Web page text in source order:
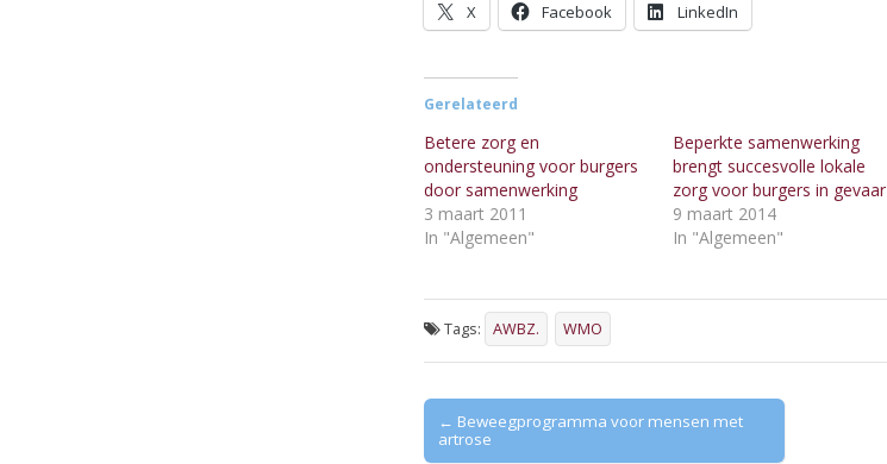
X Facebook LinkedIn
Gerelateerd
Betere zorg en
ondersteuning voor burgers
door samenwerking
3 maart 2011
In "Algemeen"
Beperkte samenwerking
brengt succesvolle lokale
zorg voor burgers in gevaar
9 maart 2014
In "Algemeen"
Tags: AWBZ. WMO
Post
navigation
← Beweegprogramma voor mensen met
artrose